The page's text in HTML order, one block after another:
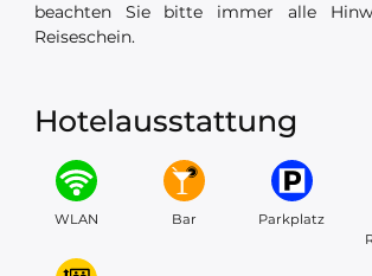
beachten Sie bitte immer alle
Reiseschein.
Hotelausstattung
WLAN Bar Parkplatz